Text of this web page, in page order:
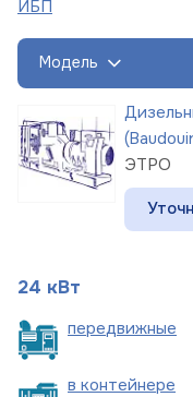
ИБП
Модель
ЭТРО
24 кВт
передвижные
в контейнере